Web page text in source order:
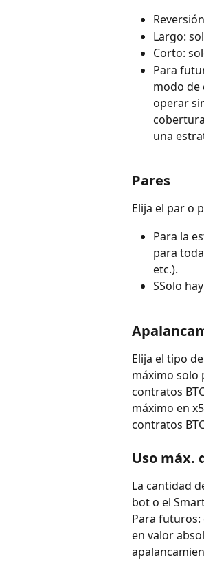
Largo:
Corto:
Para
modo de
operar
una
Pares
Elija el par o
Para la
para
etc.).
SSolo
Elija el tipo
máximo solo
contratos
máximo en
contratos
Uso máx.
La cantidad
bot o el
Para futuros:
en valor